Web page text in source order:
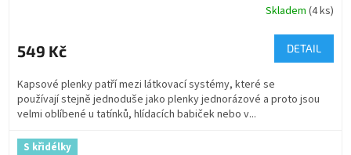
Skladem (4 ks)
549 Kč DETAIL
Kapsové plenky patří mezi látkovací systémy, které se
používají stejně jednoduše jako plenky jednorázové a proto jsou
velmi oblíbené u tatínků, hlídacích babiček nebo v...
S křidélky